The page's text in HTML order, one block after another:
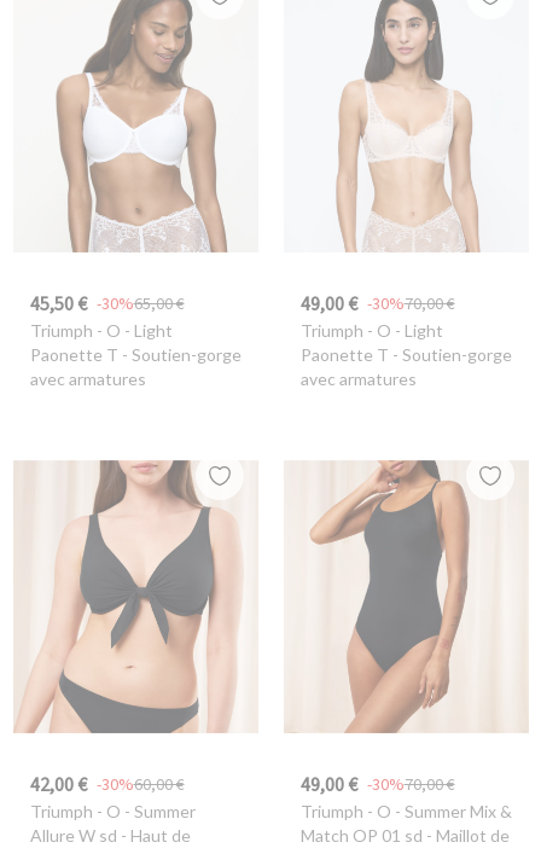
45,50 € 65,00 €
-30%
Triumph - O - Light
Paonette T - Soutien-gorge
avec armatures
49,00 € 70,00 €
-30%
Triumph - O - Light
Paonette T - Soutien-gorge
avec armatures
42,00 € 60,00 €
-30%
Triumph - O - Summer
Allure W sd - Haut de
49,00 € 70,00 €
-30%
Triumph - O - Summer Mix &
Match OP 01 sd - Maillot de